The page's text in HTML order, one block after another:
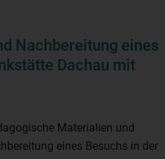
Nachbereitung eines
Dachau mit
Materialien und
eines Besuchs in der